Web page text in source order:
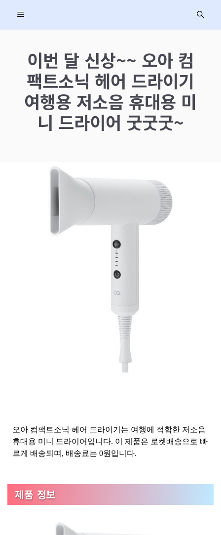
MENU
이번 달 신상~~ 오아 컴
팩트소닉 헤어 드라이기
여행용 저소음 휴대용 미
니 드라이어 굿굿굿~
오아 컴팩트소닉 헤어 드라이기는 여행에 적합한 저소음
휴대용 미니 드라이어입니다. 이 제품은 로켓배송으로 빠
르게 배송되며, 배송료는 0원입니다.
제품 정보